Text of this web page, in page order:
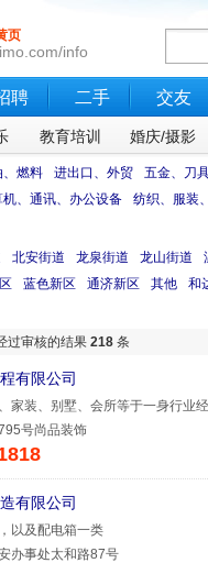
页
info
聘 二手 交友
教育培训 婚庆/摄影
、燃料 进出口、外贸
五金、刀
机、通讯、办公设备
纺织、服装
北安街道 龙泉街道 龙山街道
蓝色新区 通济新区 其他
和
过审核的结果 218 条
有限公司
家装、别墅、会所等于一身行业
号尚品装饰
有限公司
以及配电箱一类
办事处太和路87号